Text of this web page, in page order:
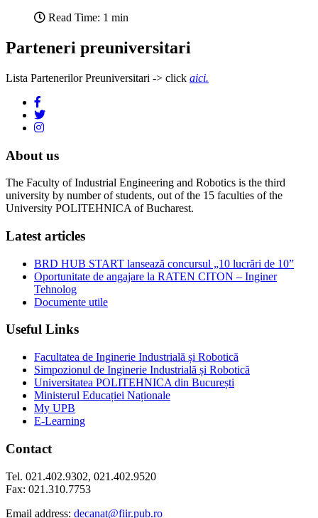
Read Time: 1 min
Parteneri preuniversitari
Lista Partenerilor Preuniversitari -> click aici.
About us
The Faculty of Industrial Engineering and Robotics is the third
university by number of students, out of the 15 faculties of the
University POLITEHNICA of Bucharest.
Latest articles
BRD HUB START lansează concursul „10 lucrări de 10”
Oportunitate de angajare la RATEN CITON – Inginer
Tehnolog
Documente utile
Useful Links
Facultatea de Inginerie Industrială și Robotică
Simpozionul de Inginerie Industrială și Robotică
Universitatea POLITEHNICA din București
Ministerul Educației Naționale
My UPB
E-Learning
Contact
Tel. 021.402.9302, 021.402.9520
Fax: 021.310.7753
Email address: decanat@fiir.pub.ro